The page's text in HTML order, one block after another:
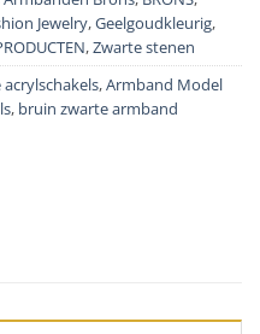
Jewelry,Geelgoudkleurig,
,Zwarte stenen
,Armband Model
, bruin zwarte armband